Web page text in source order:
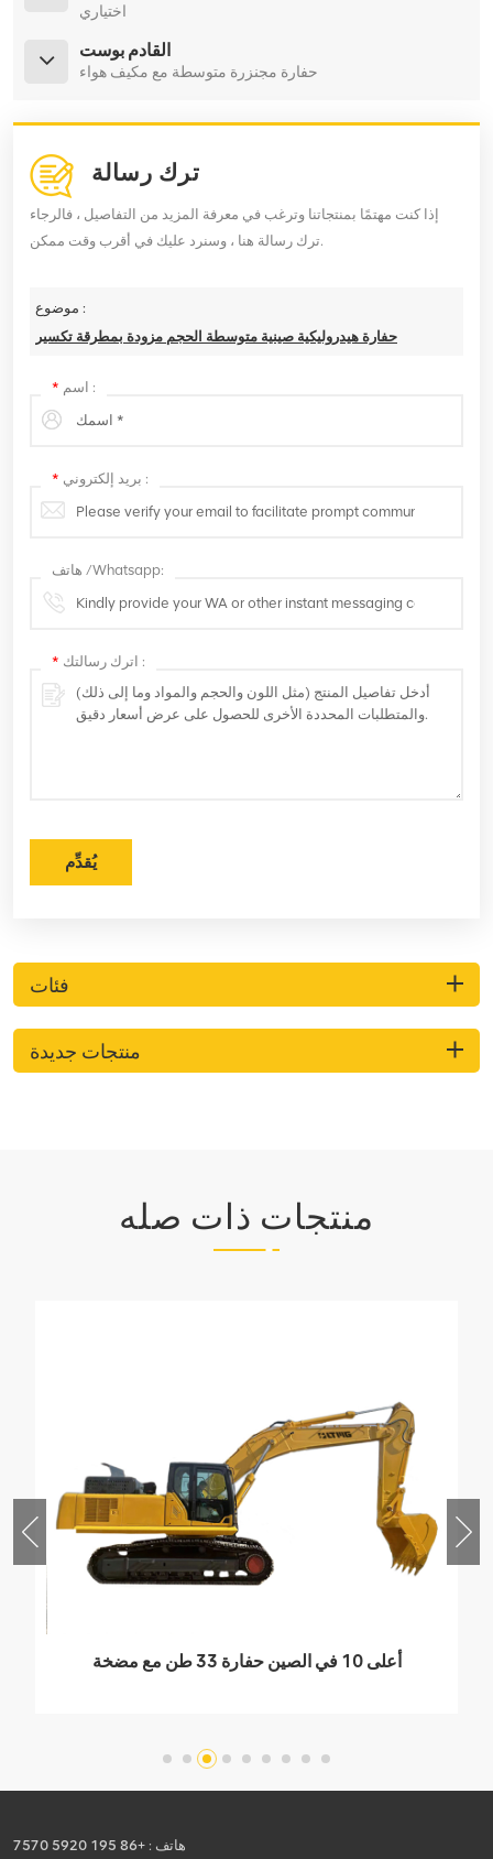
اختياري
القادم بوست
حفارة مجنزرة متوسطة مع مكيف هواء
ترك رسالة
إذا كنت مهتمًا بمنتجاتنا وترغب في معرفة المزيد من التفاصيل ، فالرجاء
ترك رسالة هنا ، وسنرد عليك في أقرب وقت ممكن.
موضوع :
حفارة هيدروليكية صينية متوسطة الحجم مزودة بمطرقة تكسير
* اسم :
* بريد إلكتروني :
هاتف /Whatsapp:
* اترك رسالتك :
يُقدِّم
فئات
منتجات جديدة
منتجات ذات صله
أعلى 10 في الصين حفارة 33 طن مع مضخة
هاتف : +86 195 5920 7570